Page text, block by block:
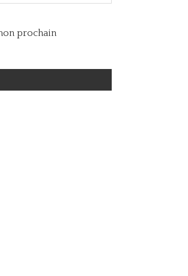
prochain